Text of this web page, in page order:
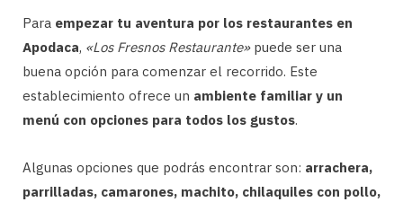
Para empezar tu aventura por los restaurantes en
Apodaca, «Los Fresnos Restaurante»puede ser una
buena opción para comenzar el recorrido. Este
establecimiento ofrece un ambiente familiar y un
menú con opciones para todos los gustos.
Algunas opciones que podrás encontrar son: arrachera,
parrilladas, camarones, machito, chilaquiles con pollo,